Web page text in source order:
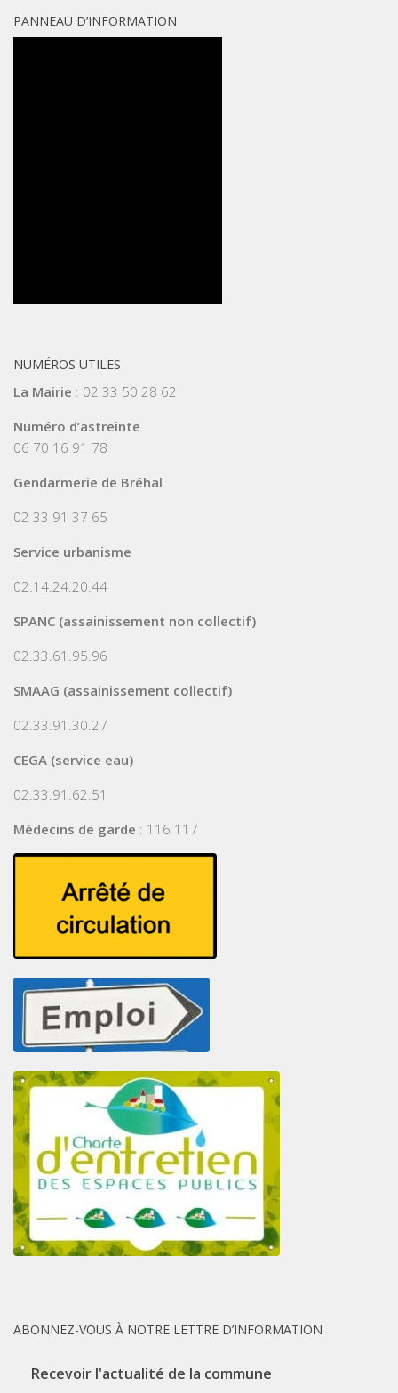
PANNEAU D’INFORMATION
NUMÉROS UTILES
La Mairie : 02 33 50 28 62
Numéro d’astreinte
06 70 16 91 78
Gendarmerie de Bréhal
02 33 91 37 65
Service urbanisme
02.14.24.20.44
SPANC (assainissement non collectif)
02.33.61.95.96
SMAAG (assainissement collectif)
02.33.91.30.27
CEGA (service eau)
02.33.91.62.51
Médecins de garde : 116 117
ABONNEZ-VOUS À NOTRE LETTRE D’INFORMATION
Recevoir l'actualité de la commune